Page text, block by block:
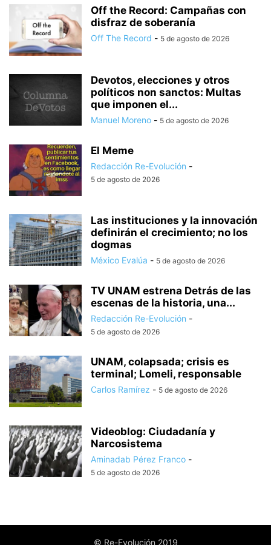
Off the Record: Campañas con
disfraz de soberanía
Off The Record - 5 de agosto de 2026
Devotos, elecciones y otros
políticos non sanctos: Multas
que imponen el...
Manuel Moreno - 5 de agosto de 2026
El Meme
Redacción Re-Evolución -
5 de agosto de 2026
Las instituciones y la innovación
definirán el crecimiento; no los
dogmas
México Evalúa - 5 de agosto de 2026
TV UNAM estrena Detrás de las
escenas de la historia, una...
Redacción Re-Evolución -
5 de agosto de 2026
UNAM, colapsada; crisis es
terminal; Lomeli, responsable
Carlos Ramírez - 5 de agosto de 2026
Videoblog: Ciudadanía y
Narcosistema
Aminadab Pérez Franco -
5 de agosto de 2026
© Re-Evolución 2019